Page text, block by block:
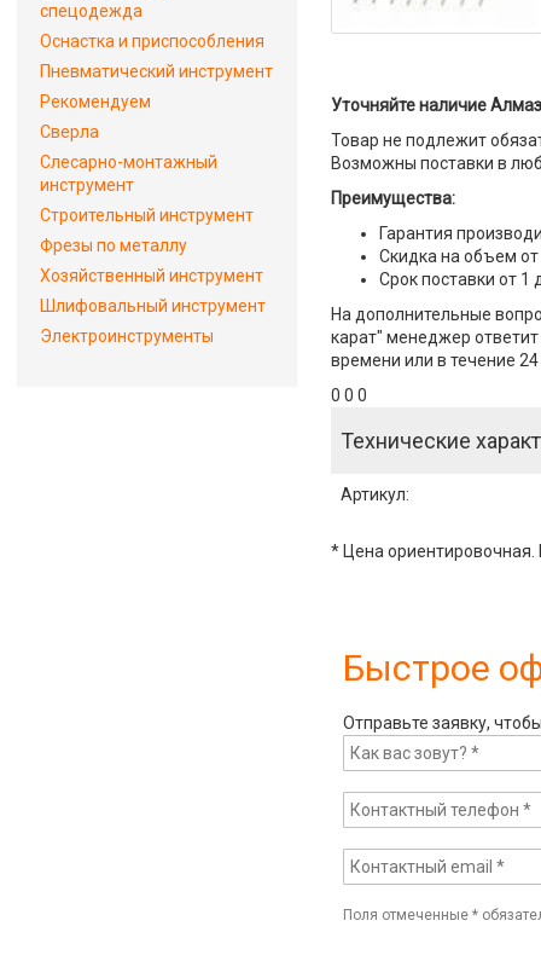
Уточняйте наличие
Товар не подлежит
Возможны поставки в
Преимущества:
Гарантия
Скидка на объем от
Срок поставки от 1
На дополнительные
карат" менеджер
времени или в течение
0 0 0
Технические
Артикул:
* Цена ориентировочная.
Быстрое
Отправьте заявку,
Поля отмеченные*
спецодежда
Оснастка и приспособления
Пневматический инструмент
Рекомендуем
Сверла
Слесарно-монтажный
инструмент
Строительный инструмент
Фрезы по металлу
Хозяйственный инструмент
Шлифовальный инструмент
Электроинструменты